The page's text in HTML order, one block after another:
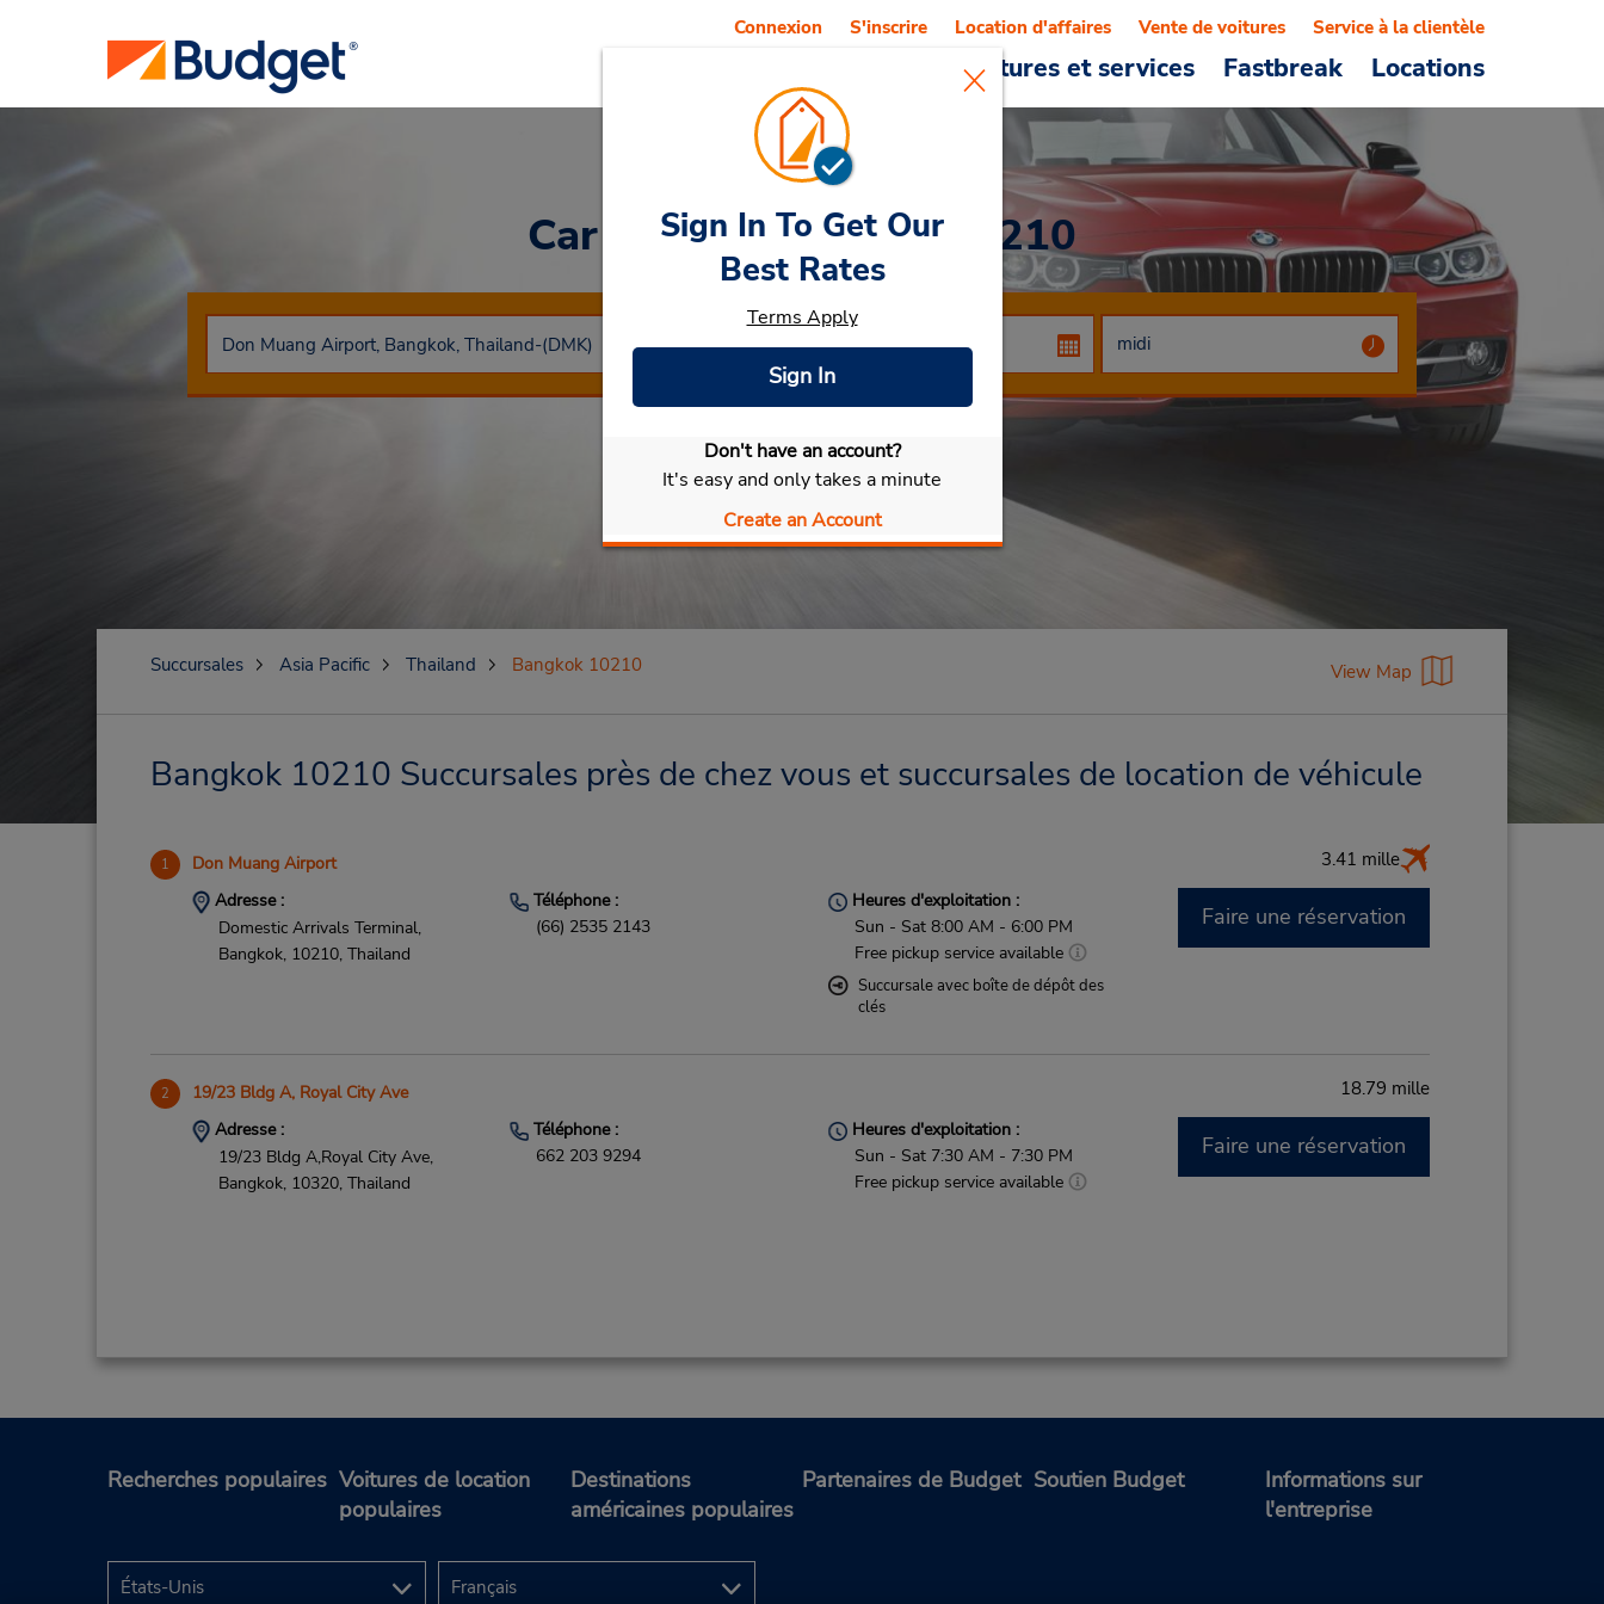
Voitures et services Fastbreak Locations
Connexion S'inscrire Location d'affaires Vente de voitures Service à la clientèle
Car RentalBangkok 10210
Sélectionner ma voiture
Sign In To Get Our
Best Rates
Terms Apply
Sign In
Don't have an account?
It's easy and only takes a minute
Create an Account
Succursales Asia Pacific Thailand Bangkok 10210 View Map
Bangkok 10210 Succursales près de chez vous et succursales de location de véhicule
1 Don Muang Airport 3.41 mille
Adresse :
Domestic Arrivals Terminal,
Bangkok, 10210, Thailand
Téléphone :
(66) 2535 2143
Heures d'exploitation :
Sun - Sat 8:00 AM - 6:00 PM
Free pickup service available
Succursale avec boîte de dépôt des
clés
Faire une réservation
2 19/23 Bldg A, Royal City Ave 18.79 mille
Adresse :
19/23 Bldg A,Royal City Ave,
Bangkok, 10320, Thailand
Téléphone :
662 203 9294
Heures d'exploitation :
Sun - Sat 7:30 AM - 7:30 PM
Free pickup service available
Faire une réservation
Recherches populaires Voitures de location
populaires
Destinations
américaines populaires
Partenaires de Budget Soutien Budget
Informations sur
l'entreprise